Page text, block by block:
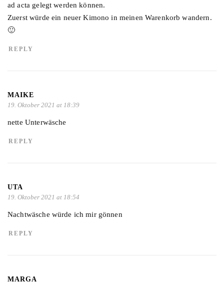
ad acta gelegt werden können.
Zuerst würde ein neuer Kimono in meinen Warenkorb wandern.
🙂
REPLY
MAIKE
19. Oktober 2021 at 18:39
nette Unterwäsche
REPLY
UTA
19. Oktober 2021 at 18:54
Nachtwäsche würde ich mir gönnen
REPLY
MARGA